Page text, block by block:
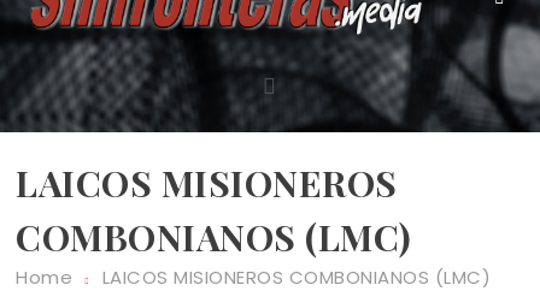
SinFronteras.Media
LAICOS MISIONEROS
COMBONIANOS (LMC)
Home LAICOS MISIONEROS COMBONIANOS (LMC)